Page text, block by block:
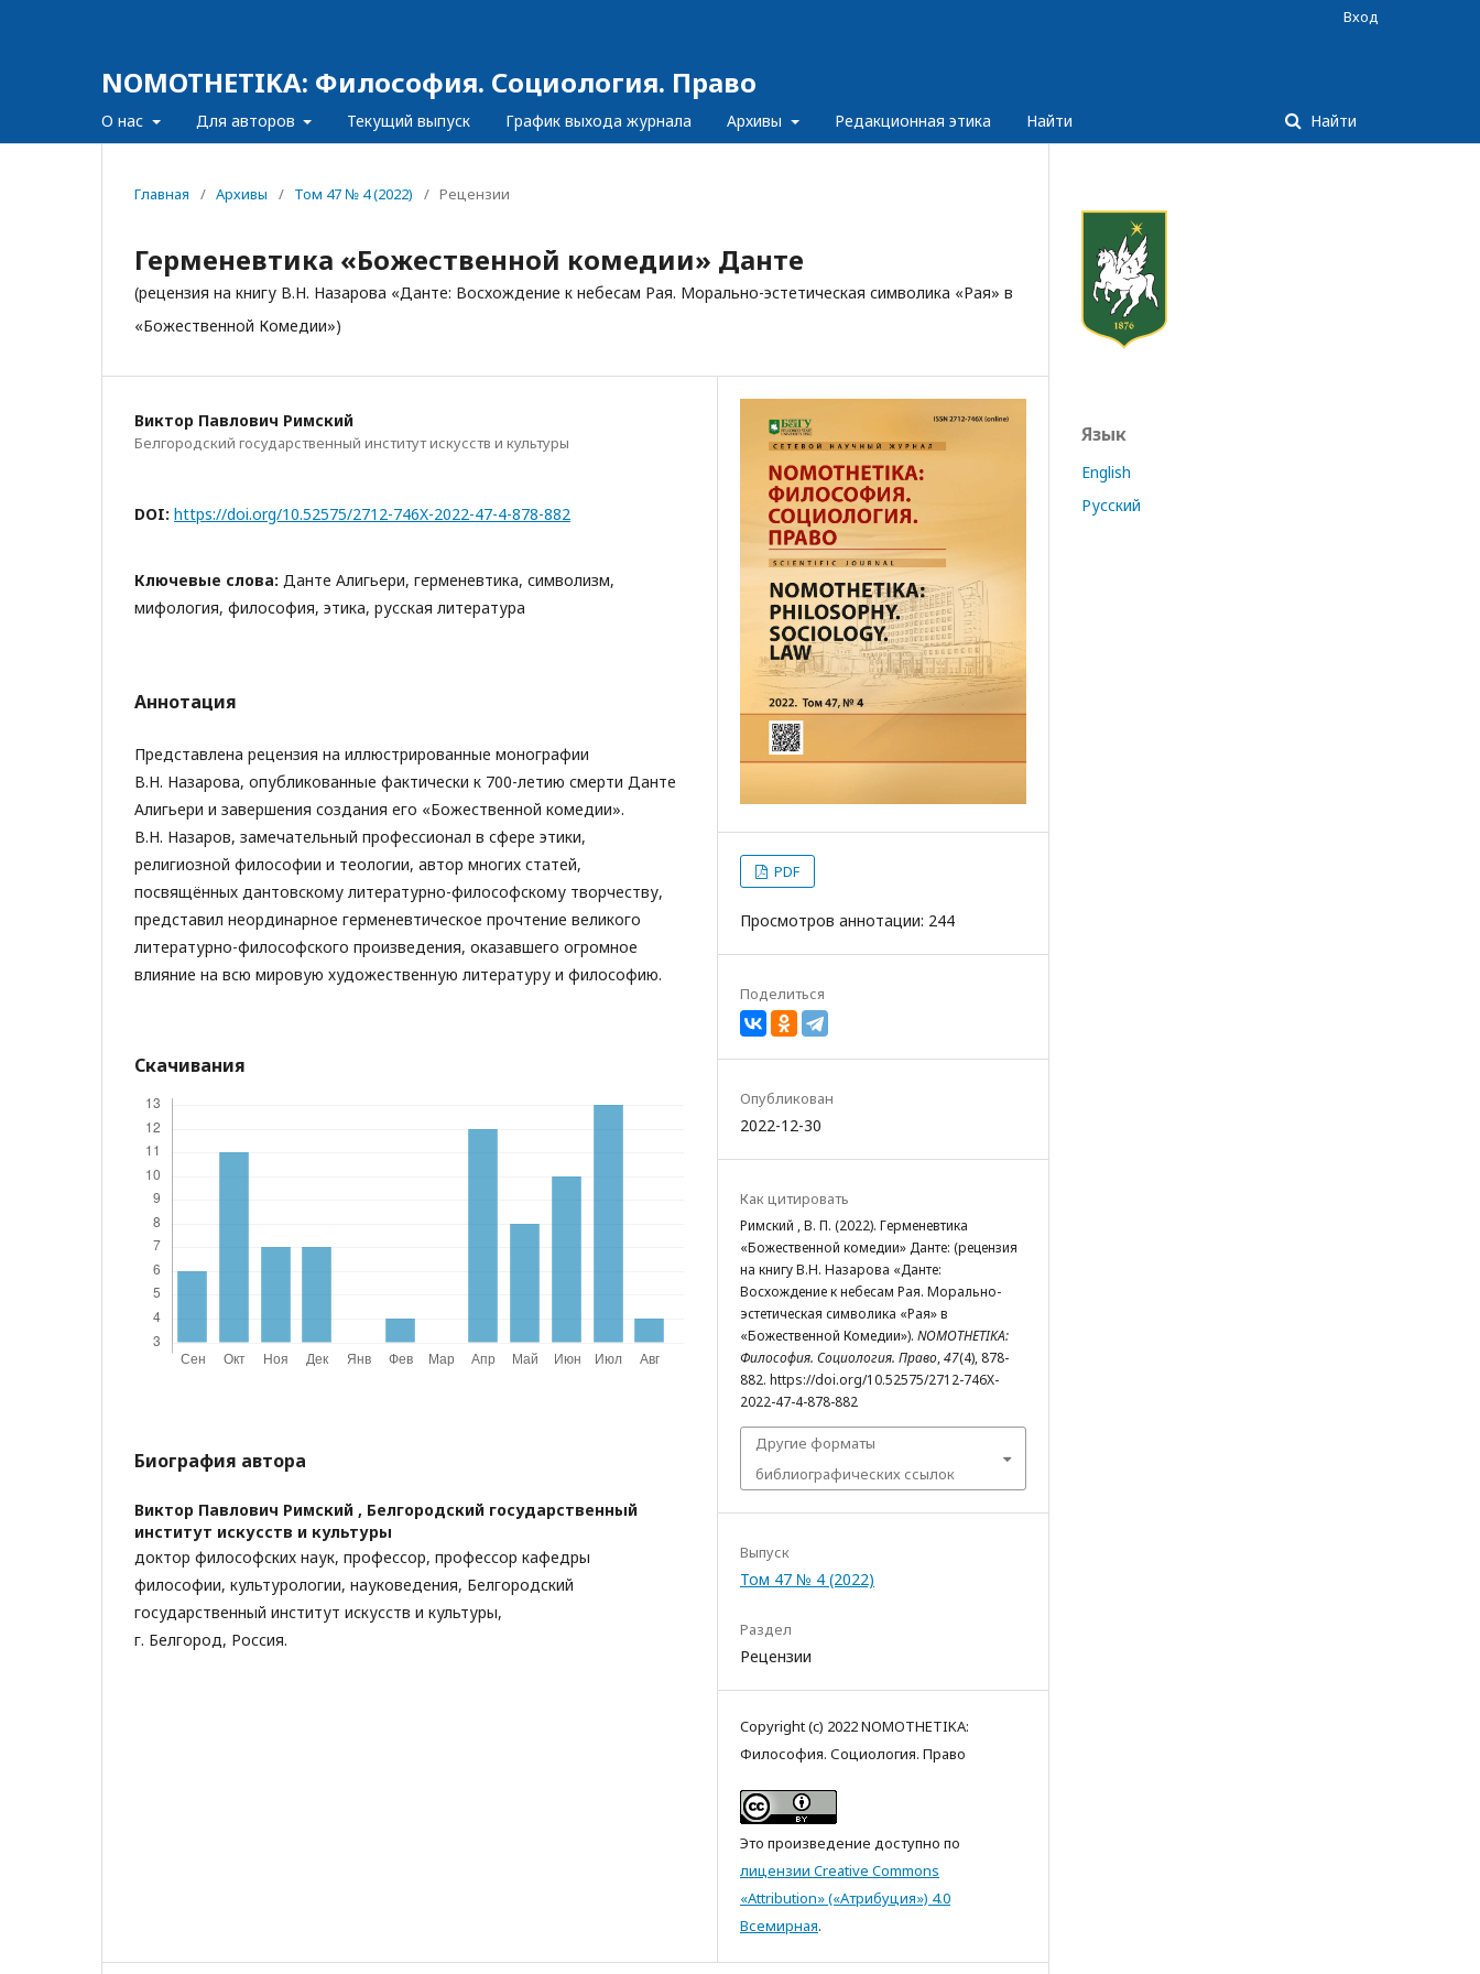
NOMOTHETIKA: Философия. Социология. Право
О нас Для авторов Текущий выпуск График выхода журнала Архивы Редакционная этика Найти Найти
Вход
Главная / Архивы / Том 47 № 4 (2022) / Рецензии
Герменевтика «Божественной комедии» Данте
(рецензия на книгу В.Н. Назарова «Данте: Восхождение к небесам Рая. Морально-эстетическая символика «Рая» в
«Божественной Комедии»)
Виктор Павлович Римский
Белгородский государственный институт искусств и культуры
DOI: https://doi.org/10.52575/2712-746X-2022-47-4-878-882
Ключевые слова: Данте Алигьери, герменевтика, символизм,
мифология, философия, этика, русская литература
Аннотация
Представлена рецензия на иллюстрированные монографии
В.Н. Назарова, опубликованные фактически к 700-летию смерти Данте
Алигьери и завершения создания его «Божественной комедии».
В.Н. Назаров, замечательный профессионал в сфере этики,
религиозной философии и теологии, автор многих статей,
посвящённых дантовскому литературно-философскому творчеству,
представил неординарное герменевтическое прочтение великого
литературно-философского произведения, оказавшего огромное
влияние на всю мировую художественную литературу и философию.
Скачивания
Биография автора
Виктор Павлович Римский , Белгородский государственный
институт искусств и культуры
доктор философских наук, профессор, профессор кафедры
философии, культурологии, науковедения, Белгородский
государственный институт искусств и культуры,
г. Белгород, Россия.
PDF
Просмотров аннотации: 244
Поделиться
Опубликован
2022-12-30
Как цитировать
Римский , В. П. (2022). Герменевтика
«Божественной комедии» Данте: (рецензия
на книгу В.Н. Назарова «Данте:
Восхождение к небесам Рая. Морально-
эстетическая символика «Рая» в
«Божественной Комедии»). NOMOTHETIKA:
Философия. Социология. Право,47(4), 878-
882. https://doi.org/10.52575/2712-746X-
2022-47-4-878-882
Другие форматы
библиографических ссылок
Выпуск
Том 47 № 4 (2022)
Раздел
Рецензии
Copyright (c) 2022 NOMOTHETIKA:
Философия. Социология. Право
Это произведение доступно по
лицензии Creative Commons
«Attribution» («Атрибуция») 4.0
Всемирная.
Язык
English
Русский